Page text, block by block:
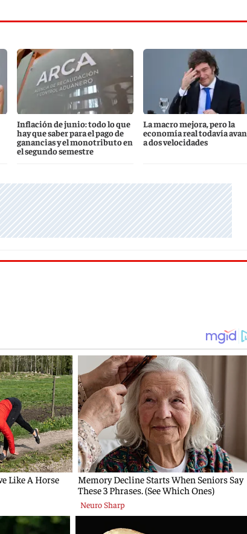
Inflación de junio: todo lo que
hay que saber para el pago de
ganancias y el monotributo en
el segundo semestre
La macro mejora, pero la
economía real todavía
a dos velocidades